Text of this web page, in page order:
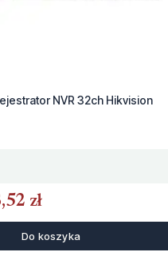
NVR 32ch Hikvision
zł
Do koszyka